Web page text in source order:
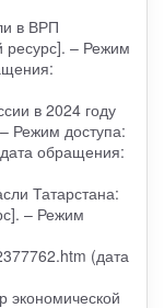
в ВРП
ресурс]. – Режим
в 2024 году
Режим доступа:
обращения:
Татарстана:
– Режим
(дата
экономической